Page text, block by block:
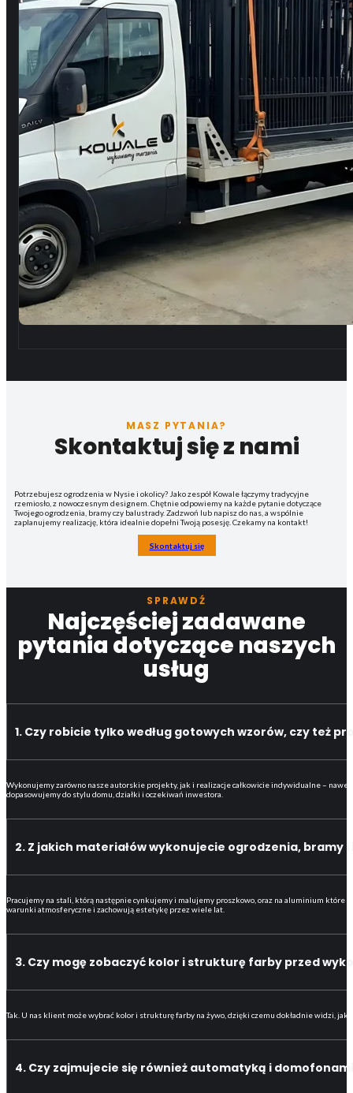
MASZ PYTANIA?
Skontaktuj się z nami
Potrzebujesz ogrodzenia w Nysie i okolicy? Jako zespół Kowale łączymy tradycyjne
rzemiosło, z nowoczesnym designem. Chętnie odpowiemy na każde pytanie dotyczące
Twojego ogrodzenia, bramy czy balustrady. Zadzwoń lub napisz do nas, a wspólnie
zaplanujemy realizację, która idealnie dopełni Twoją posesję. Czekamy na kontakt!
Skontaktuj się
SPRAWDŹ
Najczęściej zadawane
pytania dotyczące naszych
usług
1. Czy robicie tylko według gotowych wzorów, czy też
Wykonujemy zarówno nasze autorskie projekty, jak i realizacje całkowicie indywidualne –
dopasowujemy do stylu domu, działki i oczekiwań inwestora.
2. Z jakich materiałów wykonujecie ogrodzenia, bramy
Pracujemy na stali, którą następnie cynkujemy i malujemy proszkowo, oraz na aluminium które
warunki atmosferyczne i zachowują estetykę przez wiele lat.
3. Czy mogę zobaczyć kolor i strukturę farby przed
Tak. U nas klient może wybrać kolor i strukturę farby na żywo, dzięki czemu dokładnie widzi,
4. Czy zajmujecie się również automatyką i